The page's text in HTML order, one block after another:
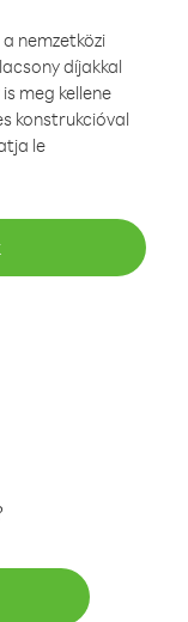
nemzetközi
díjakkal
meg kellene
konstrukcióval
le